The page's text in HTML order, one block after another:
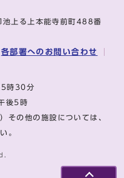
上る上本能寺前町488番
各部署へのお問い合わせ
5時30分
午後5時
その他の施設については、
。